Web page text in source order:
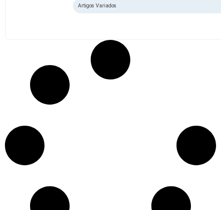
Artigos Variados